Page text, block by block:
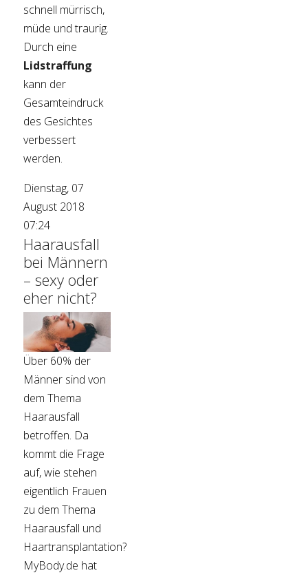
schnell mürrisch,
müde und traurig.
Durch eine
Lidstraffung
kann der
Gesamteindruck
des Gesichtes
verbessert
werden.
Dienstag, 07
August 2018
07:24
Haarausfall
bei Männern
– sexy oder
eher nicht?
Über 60% der
Männer sind von
dem Thema
Haarausfall
betroffen. Da
kommt die Frage
auf, wie stehen
eigentlich Frauen
zu dem Thema
Haarausfall und
Haartransplantation?
MyBody.de hat